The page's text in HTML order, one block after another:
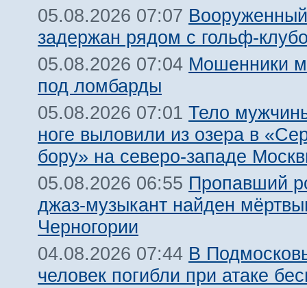
05.08.2026 07:07
задержан рядом с гольф-
05.08.2026 07:04 Мошенники
под ломбарды
05.08.2026 07:01 Тело
ноге выловили из озера в
бору» на северо-западе
05.08.2026 06:55 Пропавший
джаз-музыкант найден
Черногории
04.08.2026 07:44 В
человек погибли при атаке